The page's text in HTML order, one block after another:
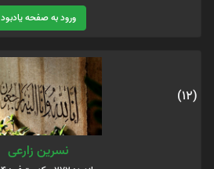
ورود به صفحه یادبود
(12)
نسرین زارعی